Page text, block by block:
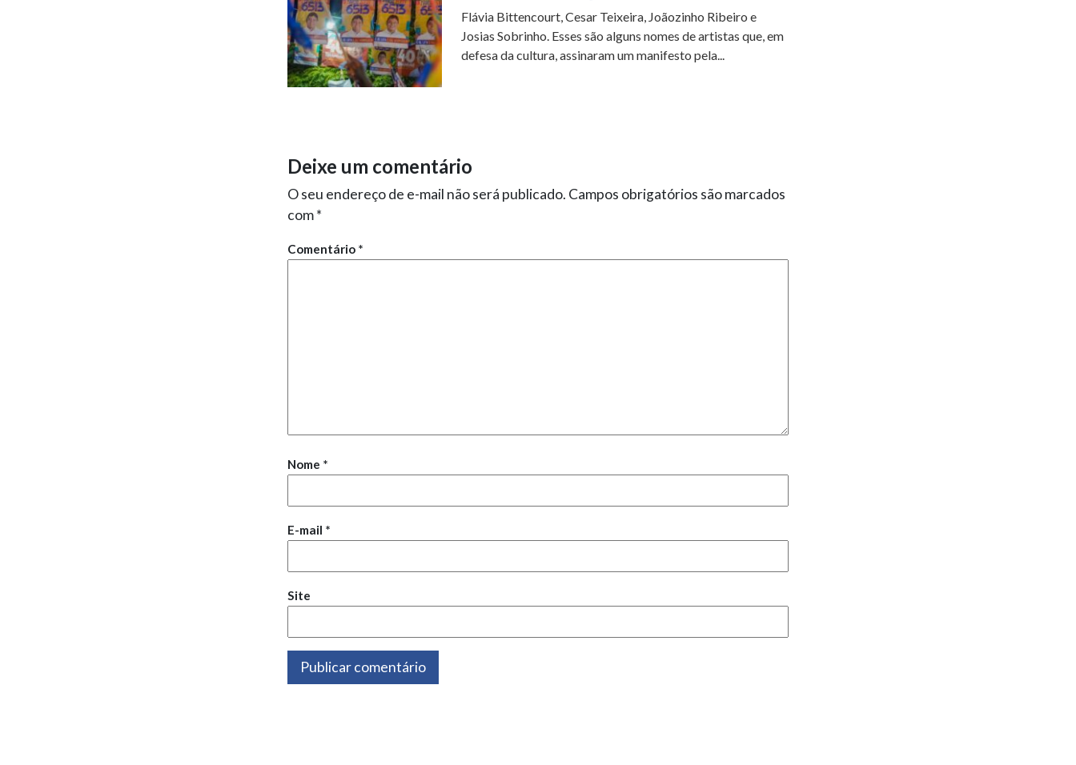
Flávia Bittencourt, Cesar Teixeira, Joãozinho Ribeiro e
Josias Sobrinho. Esses são alguns nomes de artistas que, em
defesa da cultura, assinaram um manifesto pela...
Deixe um comentário
O seu endereço de e-mail não será publicado. Campos obrigatórios são marcados
com*
Comentário *
Nome *
E-mail *
Site